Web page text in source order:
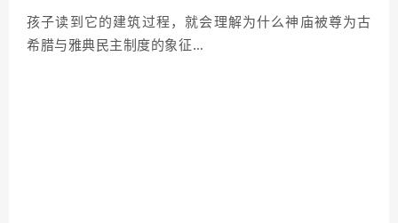
孩子读到它的建筑过程，就会理解为什么神庙被尊为古
希腊与雅典民主制度的象征…